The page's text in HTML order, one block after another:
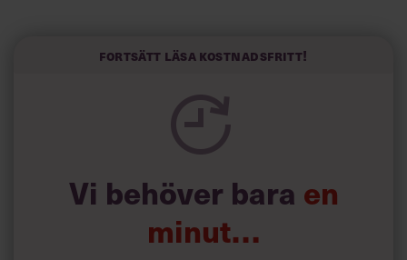
kompetenta och stå med båda fötterna på jorden. Hellre
spelevink i högklackat, är hur jag brukar sammanfatta de
önskningar som svenskarna för fram i undersökningar.”
Siri Wikander: ”Led som i
början av pandemin”
Fortsätt läsa kostnadsfritt!
Vi behöver bara en
minut…